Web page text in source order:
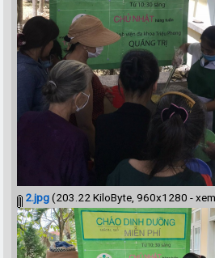
2.jpg(203.22 KiloByte, 960x1280 -